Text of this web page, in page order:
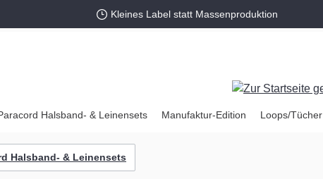
Kleines Label statt Massenproduktion
Halsband- & Leinensets Manufaktur-Edition Loops/Tücher
Halsband- & Leinensets